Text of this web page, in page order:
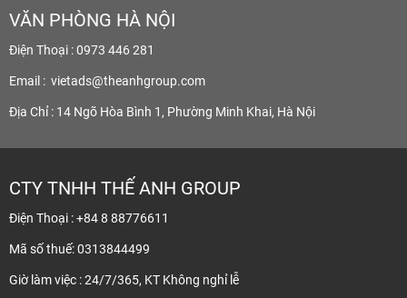
VĂN PHÒNG HÀ NỘI
Điện Thoại : 0973 446 281
Email : vietads@theanhgroup.com
Địa Chỉ : 14 Ngõ Hòa Bình 1, Phường Minh Khai, Hà Nội
CTY TNHH THẾ ANH GROUP
Điện Thoại : +84 8 88776611
Mã số thuế: 0313844499
Giờ làm việc : 24/7/365, KT Không nghỉ lễ